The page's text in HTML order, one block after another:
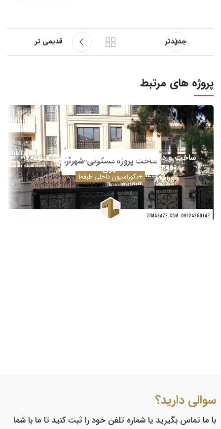
جدیدتر قدیمی تر
پروژه های مرتبط
اجرا و طراحی نما بازسازی و اجرا طراحی دکوراسیون مسکونی
ساخت و دکوراسیون داخلی شهرآرا – مسکونی منطقه2
تهران
سوالی دارید؟
با ما تماس بگیرید یا شماره تلفن خود را ثبت کنید تا ما با شما